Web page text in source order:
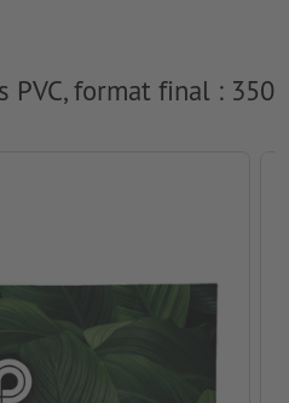
PVC, format final : 350